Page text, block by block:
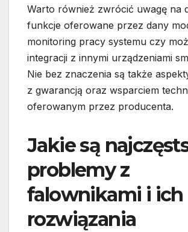
Warto również zwrócić uwagę na
funkcje oferowane przez dany
monitoring pracy systemu czy
integracji z innymi urządzeniami
Nie bez znaczenia są także
z gwarancją oraz wsparciem
oferowanym przez producenta.
Jakie są
problemy z
falownikami i ich
rozwiązania